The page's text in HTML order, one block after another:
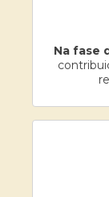
Na fase